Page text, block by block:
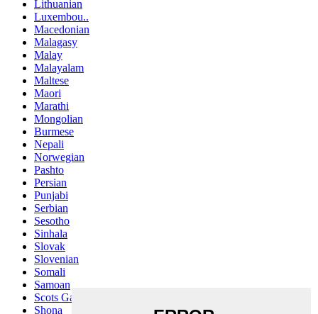
Lithuanian
Luxembou..
Macedonian
Malagasy
Malay
Malayalam
Maltese
Maori
Marathi
Mongolian
Burmese
Nepali
Norwegian
Pashto
Persian
Punjabi
Serbian
Sesotho
Sinhala
Slovak
Slovenian
Somali
Samoan
Scots Gaelic
Shona